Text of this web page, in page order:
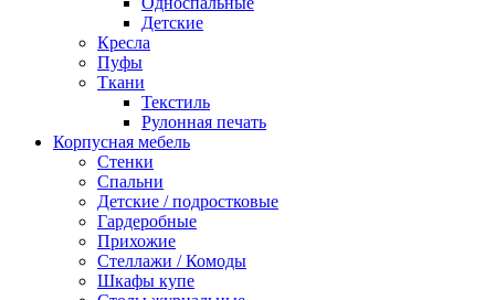
Детские
Кресла
Пуфы
Ткани
Текстиль
Рулонная печать
Корпусная мебель
Стенки
Спальни
Детские / подростковые
Гардеробные
Прихожие
Стеллажи / Комоды
Шкафы купе